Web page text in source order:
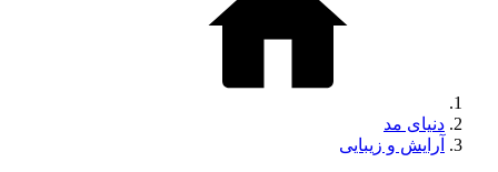
دنیای مد
آرایش و زیبایی